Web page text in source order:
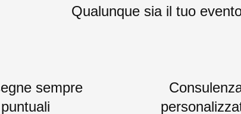
Qualunque sia il tuo
sempre
puntuali